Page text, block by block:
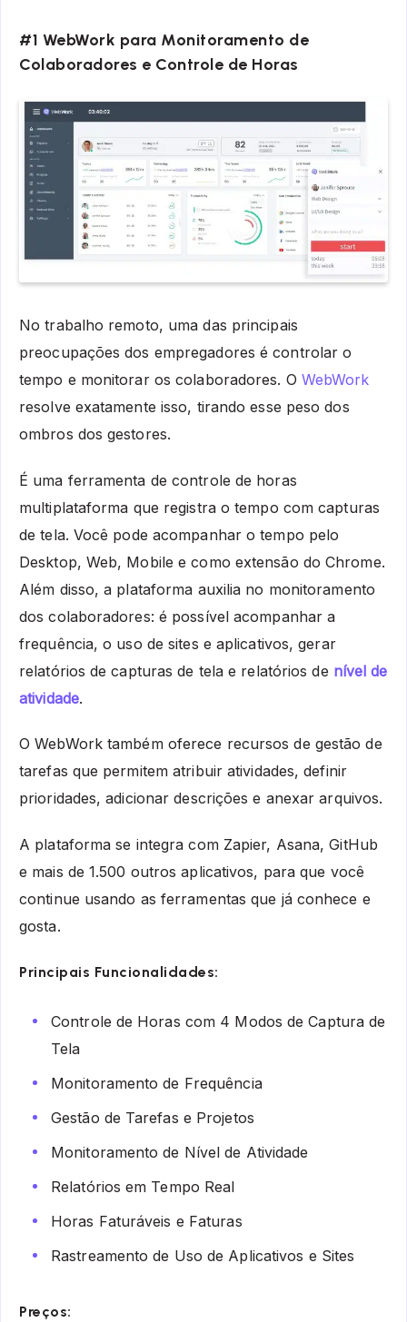
#1 WebWork para Monitoramento de
Colaboradores e Controle de Horas
No trabalho remoto, uma das principais
preocupações dos empregadores é controlar o
tempo e monitorar os colaboradores. O WebWork
resolve exatamente isso, tirando esse peso dos
ombros dos gestores.
É uma ferramenta de controle de horas
multiplataforma que registra o tempo com capturas
de tela. Você pode acompanhar o tempo pelo
Desktop, Web, Mobile e como extensão do Chrome.
Além disso, a plataforma auxilia no monitoramento
dos colaboradores: é possível acompanhar a
frequência, o uso de sites e aplicativos, gerar
relatórios de capturas de tela e relatórios de nível de
atividade.
O WebWork também oferece recursos de gestão de
tarefas que permitem atribuir atividades, definir
prioridades, adicionar descrições e anexar arquivos.
A plataforma se integra com Zapier, Asana, GitHub
e mais de 1.500 outros aplicativos, para que você
continue usando as ferramentas que já conhece e
gosta.
Principais Funcionalidades:
Controle de Horas com 4 Modos de Captura de
Tela
Monitoramento de Frequência
Gestão de Tarefas e Projetos
Monitoramento de Nível de Atividade
Relatórios em Tempo Real
Horas Faturáveis e Faturas
Rastreamento de Uso de Aplicativos e Sites
Preços: